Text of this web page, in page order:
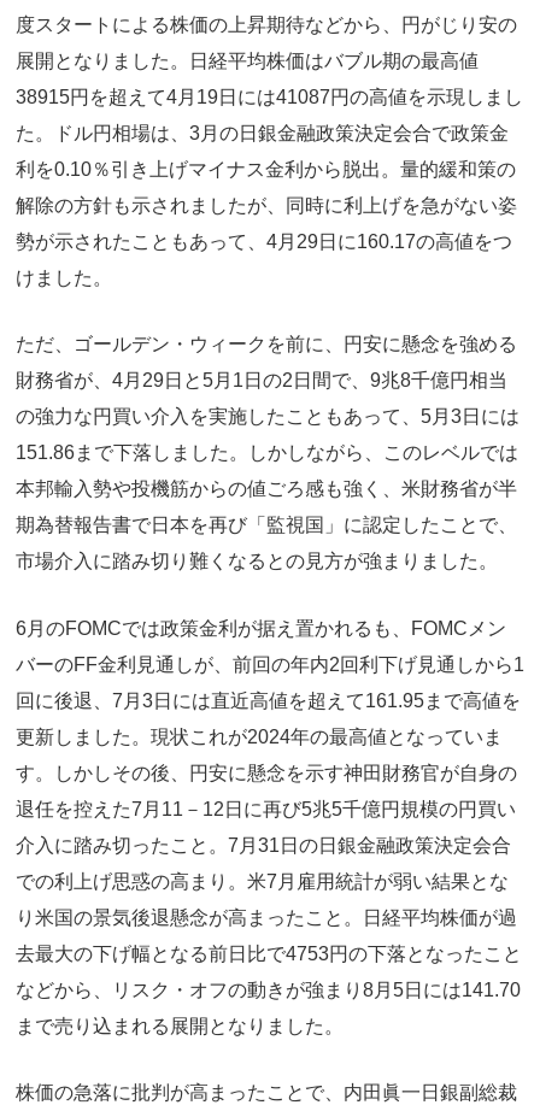
度スタートによる株価の上昇期待などから、円がじり安の
展開となりました。日経平均株価はバブル期の最高値
38915円を超えて4月19日には41087円の高値を示現しまし
た。ドル円相場は、3月の日銀金融政策決定会合で政策金
利を0.10％引き上げマイナス金利から脱出。量的緩和策の
解除の方針も示されましたが、同時に利上げを急がない姿
勢が示されたこともあって、4月29日に160.17の高値をつ
けました。
ただ、ゴールデン・ウィークを前に、円安に懸念を強める
財務省が、4月29日と5月1日の2日間で、9兆8千億円相当
の強力な円買い介入を実施したこともあって、5月3日には
151.86まで下落しました。しかしながら、このレベルでは
本邦輸入勢や投機筋からの値ごろ感も強く、米財務省が半
期為替報告書で日本を再び「監視国」に認定したことで、
市場介入に踏み切り難くなるとの見方が強まりました。
6月のFOMCでは政策金利が据え置かれるも、FOMCメン
バーのFF金利見通しが、前回の年内2回利下げ見通しから1
回に後退、7月3日には直近高値を超えて161.95まで高値を
更新しました。現状これが2024年の最高値となっていま
す。しかしその後、円安に懸念を示す神田財務官が自身の
退任を控えた7月11－12日に再び5兆5千億円規模の円買い
介入に踏み切ったこと。7月31日の日銀金融政策決定会合
での利上げ思惑の高まり。米7月雇用統計が弱い結果とな
り米国の景気後退懸念が高まったこと。日経平均株価が過
去最大の下げ幅となる前日比で4753円の下落となったこと
などから、リスク・オフの動きが強まり8月5日には141.70
まで売り込まれる展開となりました。
株価の急落に批判が高まったことで、内田眞一日銀副総裁